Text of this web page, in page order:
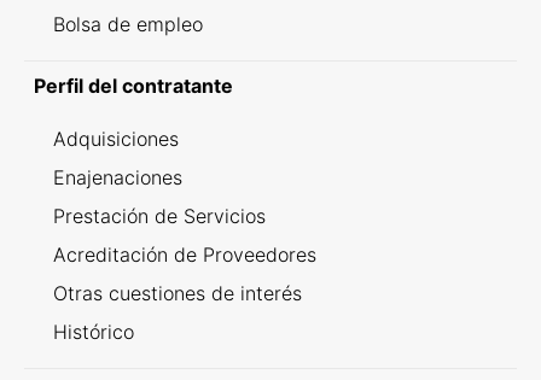
Bolsa de empleo
Perfil del contratante
Adquisiciones
Enajenaciones
Prestación de Servicios
Acreditación de Proveedores
Otras cuestiones de interés
Histórico